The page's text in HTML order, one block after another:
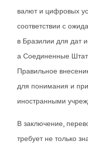
валют и цифровых
соответствии с
в Бразилии для дат
а Соединенные
Правильное
для понимания и
иностранными
В заключение,
требует не только